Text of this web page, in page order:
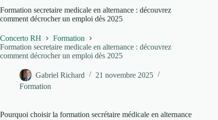
Formation secretaire medicale en alternance : découvrez
comment décrocher un emploi dès 2025
Concerto RH
Formation
Formation secretaire medicale en alternance : découvrez
comment décrocher un emploi dès 2025
Gabriel Richard
21 novembre 2025
Formation
Pourquoi choisir la formation secrétaire médicale en alternance